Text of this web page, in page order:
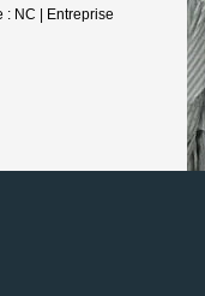
: NC | Entreprise